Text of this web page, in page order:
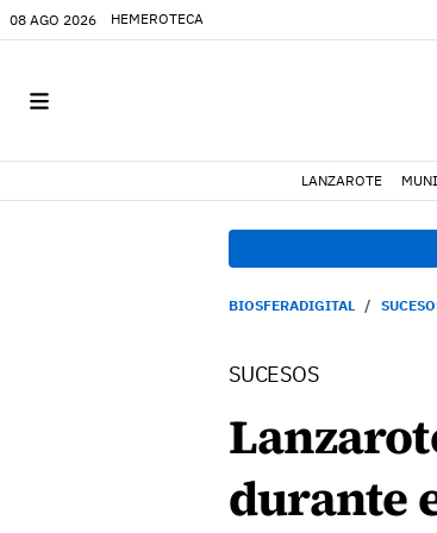
08 AGO 2026 HEMEROTECA
LANZAROTE
BIOSFERADIGITAL
SUCESOS
durante